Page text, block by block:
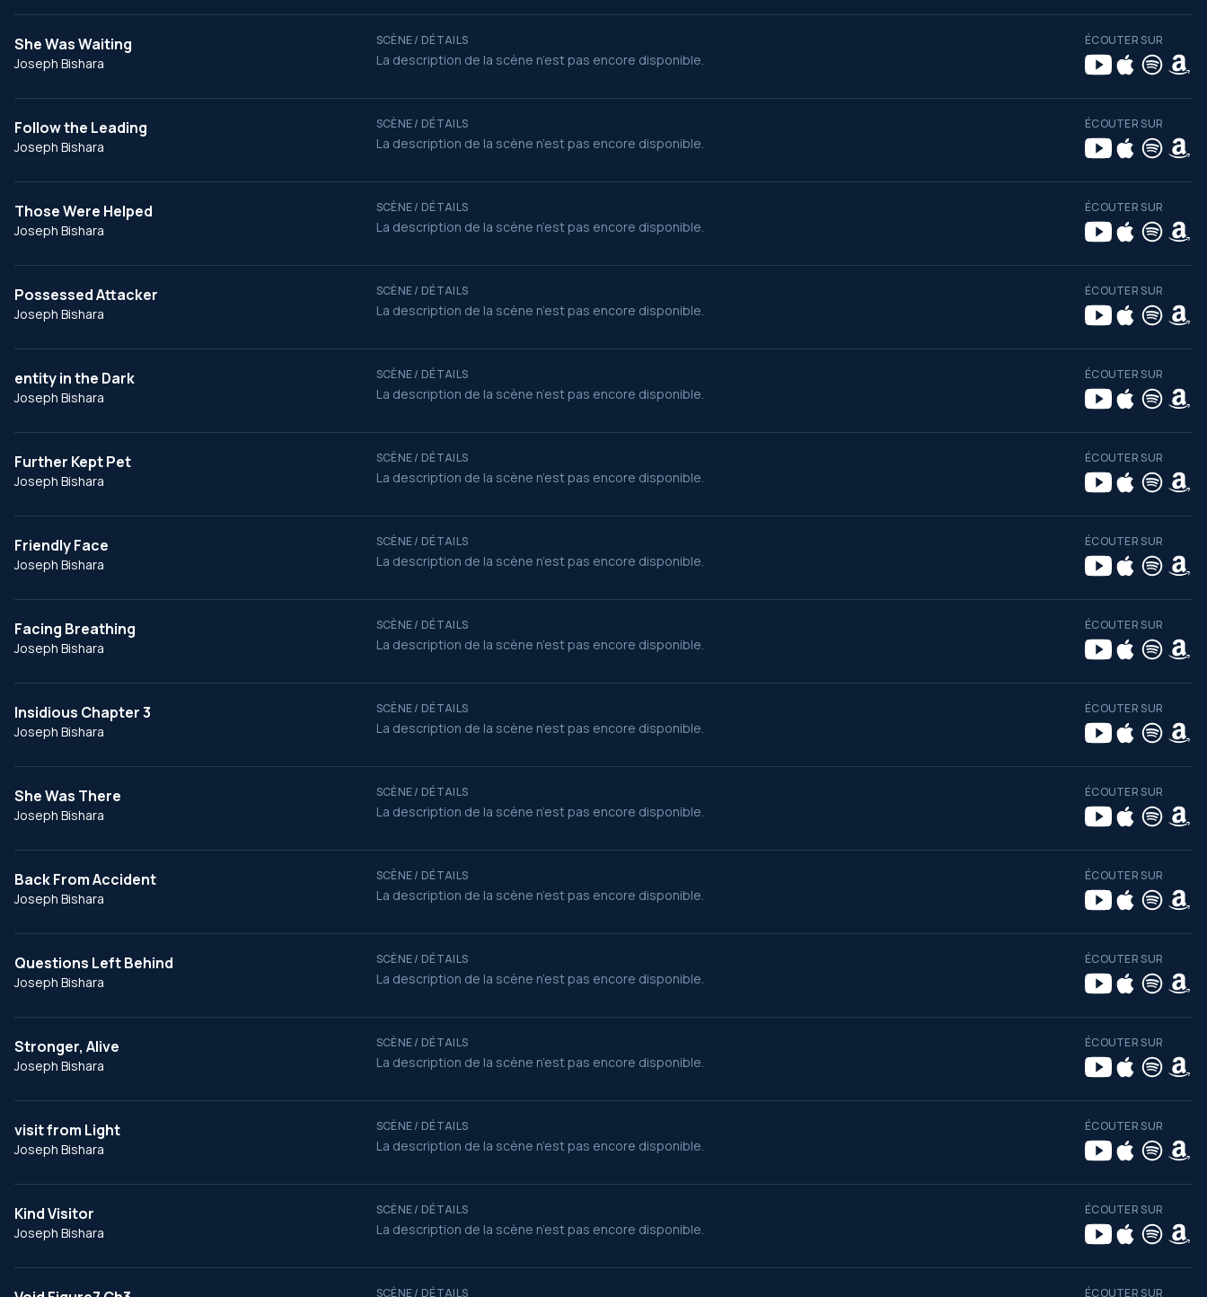
She Was Waiting
Joseph Bishara
SCÈNE / DÉTAILS
La description de la scène n’est pas encore disponible.
ÉCOUTER SUR
Follow the Leading
Joseph Bishara
SCÈNE / DÉTAILS
La description de la scène n’est pas encore disponible.
ÉCOUTER SUR
Those Were Helped
Joseph Bishara
SCÈNE / DÉTAILS
La description de la scène n’est pas encore disponible.
ÉCOUTER SUR
Possessed Attacker
Joseph Bishara
SCÈNE / DÉTAILS
La description de la scène n’est pas encore disponible.
ÉCOUTER SUR
entity in the Dark
Joseph Bishara
SCÈNE / DÉTAILS
La description de la scène n’est pas encore disponible.
ÉCOUTER SUR
Further Kept Pet
Joseph Bishara
SCÈNE / DÉTAILS
La description de la scène n’est pas encore disponible.
ÉCOUTER SUR
Friendly Face
Joseph Bishara
SCÈNE / DÉTAILS
La description de la scène n’est pas encore disponible.
ÉCOUTER SUR
Facing Breathing
Joseph Bishara
SCÈNE / DÉTAILS
La description de la scène n’est pas encore disponible.
ÉCOUTER SUR
Insidious Chapter 3
Joseph Bishara
SCÈNE / DÉTAILS
La description de la scène n’est pas encore disponible.
ÉCOUTER SUR
She Was There
Joseph Bishara
SCÈNE / DÉTAILS
La description de la scène n’est pas encore disponible.
ÉCOUTER SUR
Back From Accident
Joseph Bishara
SCÈNE / DÉTAILS
La description de la scène n’est pas encore disponible.
ÉCOUTER SUR
Questions Left Behind
Joseph Bishara
SCÈNE / DÉTAILS
La description de la scène n’est pas encore disponible.
ÉCOUTER SUR
Stronger, Alive
Joseph Bishara
SCÈNE / DÉTAILS
La description de la scène n’est pas encore disponible.
ÉCOUTER SUR
visit from Light
Joseph Bishara
SCÈNE / DÉTAILS
La description de la scène n’est pas encore disponible.
ÉCOUTER SUR
Kind Visitor
Joseph Bishara
SCÈNE / DÉTAILS
La description de la scène n’est pas encore disponible.
ÉCOUTER SUR
SCÈNE / DÉTAILS ÉCOUTER SUR